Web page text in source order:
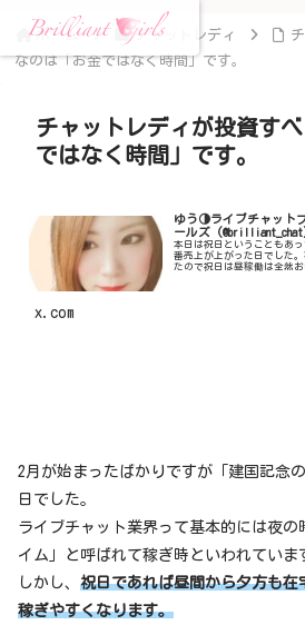
ホーム チャットレディ
なのは「お金ではなく時間」です。
チャットレディが投資す
ではなく時間」です。
ゆう🌗ライブチャット
ールズ
本日は祝日ということもあ
番売上が上がった日でした
たので祝日は昼稼働は全然
x.com
2月が始まったばかりですが「建国記念
日でした。
ライブチャット業界って基本的には夜の
イム」と呼ばれて稼ぎ時といわれていま
しかし、 祝日であれば昼間から夕方も在
稼ぎやすくなります。